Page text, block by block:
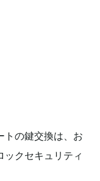
トの鍵交換は、お
ックセキュリティ